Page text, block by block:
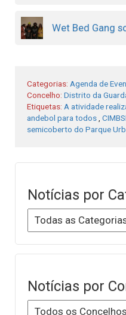
Wet Bed Gang
Categorias: Agenda de
Concelho: Distrito da
Etiquetas: A atividade
andebol para todos
semicoberto do Parque
Notícias por
Notícias por